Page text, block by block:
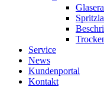
Service
News
Kundenportal
Kontakt